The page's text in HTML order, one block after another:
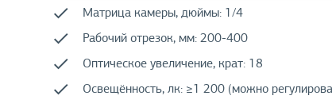
Матрица камеры, дюймы: 1/4
Рабочий отрезок, мм: 200-400
Оптическое увеличение, крат: 18
Освещённость, лк: ≥1 200 (можно